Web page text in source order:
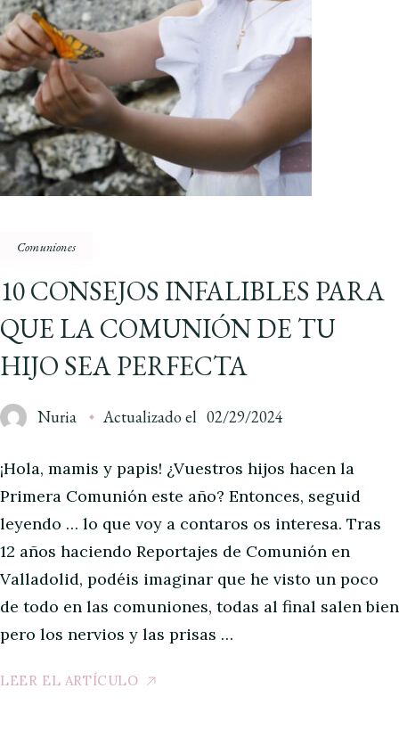
Comuniones
10 CONSEJOS INFALIBLES PARA
QUE LA COMUNIÓN DE TU
HIJO SEA PERFECTA
Nuria Actualizado el 02/29/2024
¡Hola, mamis y papis! ¿Vuestros hijos hacen la
Primera Comunión este año? Entonces, seguid
leyendo … lo que voy a contaros os interesa. Tras
12 años haciendo Reportajes de Comunión en
Valladolid, podéis imaginar que he visto un poco
de todo en las comuniones, todas al final salen bien
pero los nervios y las prisas …
LEER EL ARTÍCULO